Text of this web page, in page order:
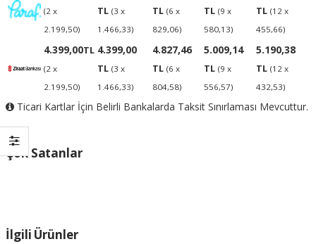
(2 x
2.199,50)
TL (3 x
1.466,33)
TL (6 x
829,06)
TL (9 x
580,13)
TL (12 x
455,66)
4.399,00TL
(2 x
2.199,50)
4.399,00
TL (3 x
1.466,33)
4.827,46
TL (6 x
804,58)
5.009,14
TL (9 x
556,57)
5.190,38
TL (12 x
432,53)
Ticari Kartlar İçin Belirli Bankalarda Taksit Sınırlaması Mevcuttur.
Çok Satanlar
İlgili Ürünler